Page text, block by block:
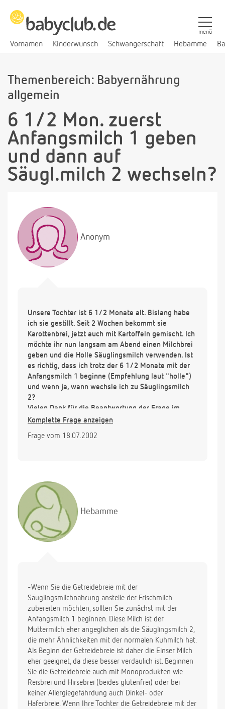
Vornamen Kinderwunsch Schwangerschaft Hebamme
menü
Themenbereich: Babyernährung
allgemein
6 1/2 Mon. zuerst
Anfangsmilch 1 geben
und dann auf
Säugl.milch 2 wechseln?
Anonym
Unsere Tochter ist 6 1/2 Monate alt. Bislang habe
ich sie gestillt. Seit 2 Wochen bekommt sie
Karottenbrei, jetzt auch mit Kartoffeln gemischt. Ich
möchte ihr nun langsam am Abend einen Milchbrei
geben und die Holle Säuglingsmilch verwenden. Ist
es richtig, dass ich trotz der 6 1/2 Monate mit der
Anfangsmilch 1 beginne (Empfehlung laut "holle")
und wenn ja, wann wechsle ich zu Säuglingsmilch
2?
Vielen Dank für die Beantwortung der Frage im
voraus
Marie Haldemann
Komplette Frage anzeigen
Frage vom 18.07.2002
Hebamme
-Wenn Sie die Getreidebreie mit der
Säuglingsmilchnahrung anstelle der Frischmilch
zubereiten möchten, sollten Sie zunächst mit der
Anfangsmilch 1 beginnen. Diese Milch ist der
Muttermilch eher angeglichen als die Säuglingsmilch 2,
die mehr Ähnlichkeiten mit der normalen Kuhmilch hat.
Als Beginn der Getreidebreie ist daher die Einser Milch
eher geeignet, da diese besser verdaulich ist. Beginnen
Sie die Getreidebreie auch mit Monoprodukten wie
Reisbrei und Hirsebrei (beides glutenfrei) oder bei
keiner Allergiegefährdung auch Dinkel- oder
Haferbreie. Wenn Ihre Tochter die Getreidebreie mit der